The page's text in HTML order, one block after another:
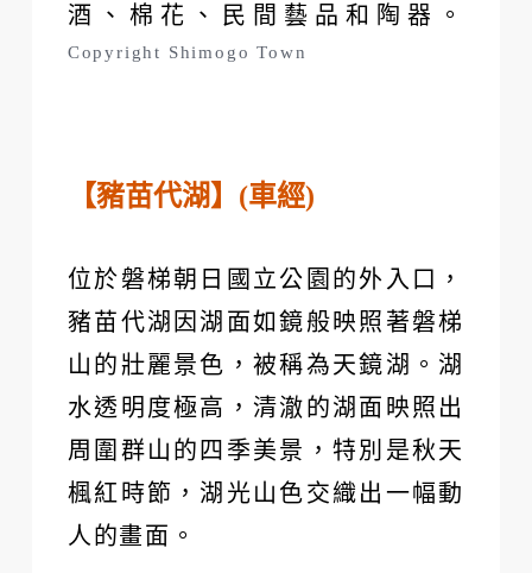
酒、棉花、民間藝品和陶器。
Copyright Shimogo Town
【豬苗代湖】(車經)
位於磐梯朝日國立公園的外入口，
豬苗代湖因湖面如鏡般映照著磐梯
山的壯麗景色，被稱為天鏡湖。湖
水透明度極高，清澈的湖面映照出
周圍群山的四季美景，特別是秋天
楓紅時節，湖光山色交織出一幅動
人的畫面。